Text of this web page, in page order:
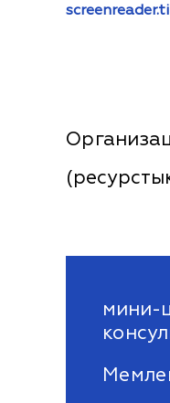
мини-